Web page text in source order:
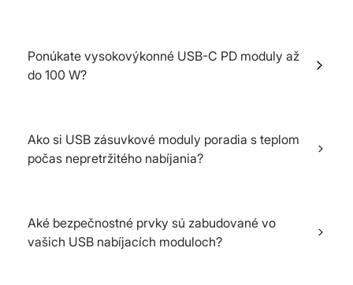
Ponúkate vysokovýkonné USB-C PD moduly až
do 100 W?
Ako si USB zásuvkové moduly poradia s teplom
počas nepretržitého nabíjania?
Aké bezpečnostné prvky sú zabudované vo
vašich USB nabíjacích moduloch?